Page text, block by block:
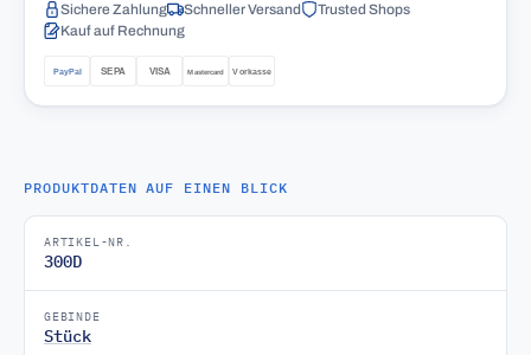
Sichere Zahlung Schneller Versand
Trusted Shops
Kauf auf Rechnung
PRODUKTDATEN AUF EINEN BLICK
ARTIKEL-NR.
300D
GEBINDE
Stück